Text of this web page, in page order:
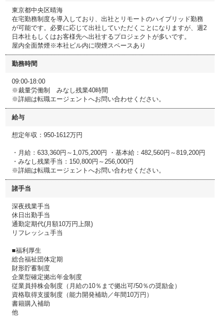
東京都中央区晴海
在宅勤務制度を導入しており、出社とリモートのハイブリッド勤務
が可能です。必要に応じて出社していただくことになりますが、週2
日本社もしくはお客様先へ出社するプロジェクトが多いです。
屋内全面禁煙※本社ビル内に喫煙スペースあり
勤務時間
09:00-18:00
※裁量労働制 みなし残業40時間
※詳細は転職エージェントへお問い合わせください。
給与
想定年収：950-1612万円
・月給：633,360円～1,075,200円 ・基本給：482,560円～819,200円
・みなし残業手当：150,800円～256,000円
※詳細は転職エージェントへお問い合わせください。
諸手当
深夜残業手当
休日出勤手当
通勤定期代(月額10万円上限)
リフレッシュ手当
■福利厚生
総合福祉団体定期
財形貯蓄制度
企業型確定拠出年金制度
従業員持株会制度（月給の10％まで拠出可/50％の奨励金）
資格取得支援制度（能力開発補助／年間10万円）
書籍購入補助
他